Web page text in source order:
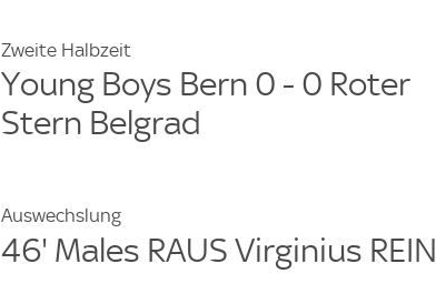
Zweite Halbzeit
Young Boys Bern 0 - 0 Roter
Stern Belgrad
Auswechslung
46' Males RAUS Virginius REIN